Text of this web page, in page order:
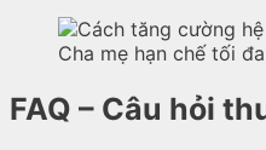
Cha mẹ hạn chế tối
FAQ – Câu hỏi